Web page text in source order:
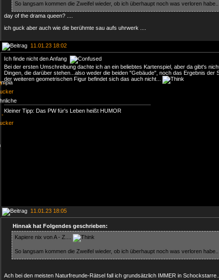
So langsam kommen die Zweifel wieder, ob ich überhaupt noch was verloren
day of the drama queen? ....
ich guck aber auch wie die berühmte sau aufs uhrwerk ....
11.01.23 18:02
Ich finde nicht den Anfang
Bei der ersten Umschreibung dachte ich an ein beliebtes Kartenspiel, aber da gibt's
Dingen, die darüber stehen...also weder die beiden "Gebäude", noch das Ergebnis der
der weiteren geometrischen Figur befindet sich das auch nicht...
Kleiner Tipp: Das PW für's Leben heißt HUMOR
11.01.23 18:05
Hinnak hat Folgendes geschrieben:
Kapiere nix von A - Z....
So langsam kommen die Zweifel wieder, ob ich überhaupt noch was verloren
Ach bei den meisten Naturfreunde-Rätsel fall ich grundsätzlich IMMER in